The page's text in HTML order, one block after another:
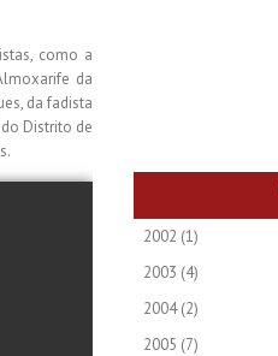
como a
da
da fadista
Distrito de
2002 (1)
2003 (4)
2004(2)
2005 (7)